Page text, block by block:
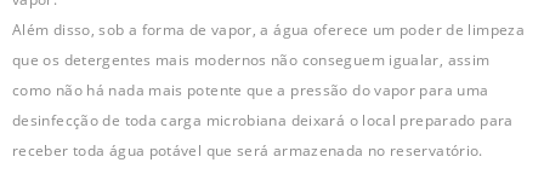
Além disso, sob a forma de vapor, a água oferece um poder de limpeza
que os detergentes mais modernos não conseguem igualar, assim
como não há nada mais potente que a pressão do vapor para uma
desinfecção de toda carga microbiana deixará o local preparado para
receber toda água potável que será armazenada no reservatório.